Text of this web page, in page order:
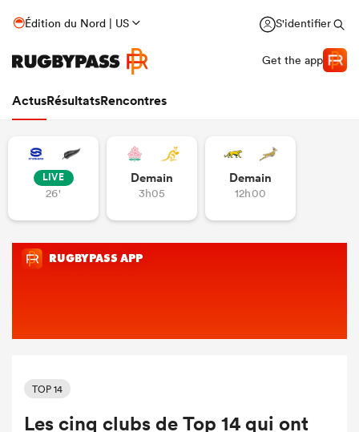
Édition du Nord | US S'identifier
Get the app
ActusRésultatsRencontres
LIVE
26'
Demain
3h05
Demain
12h00
TOP 14
Les cinq clubs de Top 14 qui ont